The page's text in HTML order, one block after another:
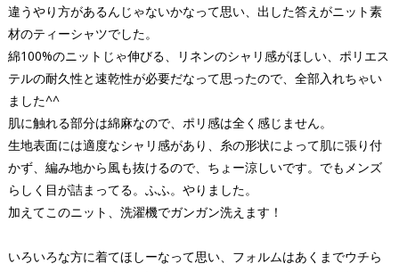
違うやり方があるんじゃないかなって思い、出した答えがニット素
材のティーシャツでした。
綿100%のニットじゃ伸びる、リネンのシャリ感がほしい、ポリエス
テルの耐久性と速乾性が必要だなって思ったので、全部入れちゃい
ました^^
肌に触れる部分は綿麻なので、ポリ感は全く感じません。
生地表面には適度なシャリ感があり、糸の形状によって肌に張り付
かず、編み地から風も抜けるので、ちょー涼しいです。でもメンズ
らしく目が詰まってる。ふふ。やりました。
加えてこのニット、洗濯機でガンガン洗えます！
いろいろな方に着てほしーなって思い、フォルムはあくまでウチら